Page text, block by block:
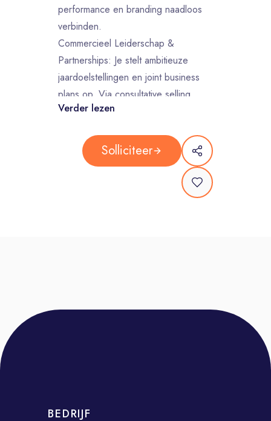
performance en branding naadloos
verbinden.
Commercieel Leiderschap &
Partnerships: Je stelt ambitieuze
jaardoelstellingen en joint business
plans op. Via consultative selling
ontwikkel en presenteer je
verwachtingen van onze A-merken
overtreffen.
Campagneregie: Je behoudt het
practices om je omgeving te
2 tot 5 jaar werkervaring in een
Verder lezen
Solliciteer
BEDRIJF